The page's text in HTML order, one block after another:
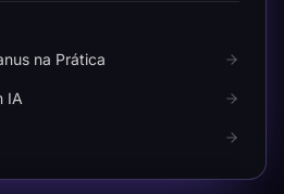
na Prática
IA